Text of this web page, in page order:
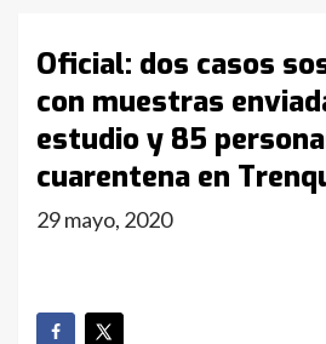
Oficial: dos casos
con muestras
estudio y 85
cuarentena en
29 mayo, 2020